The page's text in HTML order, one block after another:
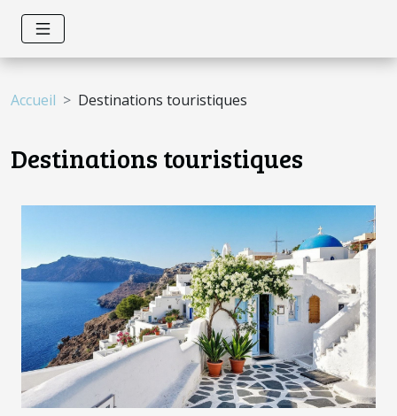
Accueil Destinations touristiques
Destinations touristiques